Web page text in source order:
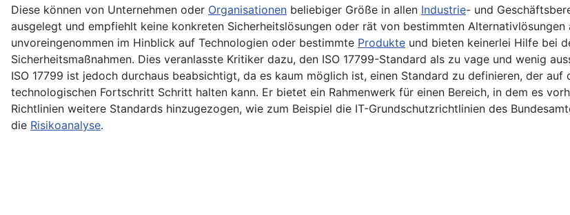
Diese können von Unternehmen oder Organisationen beliebiger Größe in allen Industrie- und
ausgelegt und empfiehlt keine konkreten Sicherheits­lösungen oder rät von bestimmten Alternativ­lösungen
unvoreingenommen im Hinblick auf Technologien oder bestimmte Produkte und bieten keinerlei Hilfe bei
Sicherheitsmaßnahmen. Dies veranlasste Kritiker dazu, den ISO 17799-Standard als zu vage und wenig
ISO 17799 ist jedoch durchaus beabsichtigt, da es kaum möglich ist, einen Standard zu definieren, der
technologischen Fortschritt Schritt halten kann. Er bietet ein Rahmenwerk für einen Bereich, in dem es
Richtlinien weitere Standards hinzugezogen, wie zum Beispiel die IT-Grundschutz­richtlinien des
die Risikoanalyse.